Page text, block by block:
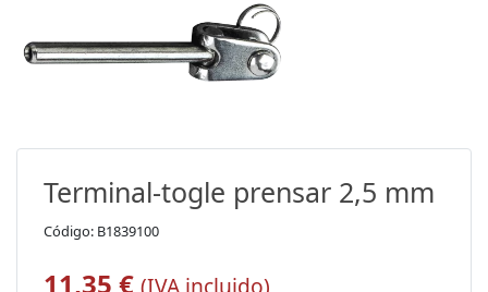
Terminal-togle prensar 2,5 mm
Código: B1839100
11,35 € (IVA incluido)